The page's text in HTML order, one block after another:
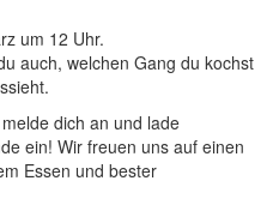
um 12 Uhr.
auch, welchen Gang du kochst
dich an und lade
ein! Wir freuen uns auf einen
Essen und bester